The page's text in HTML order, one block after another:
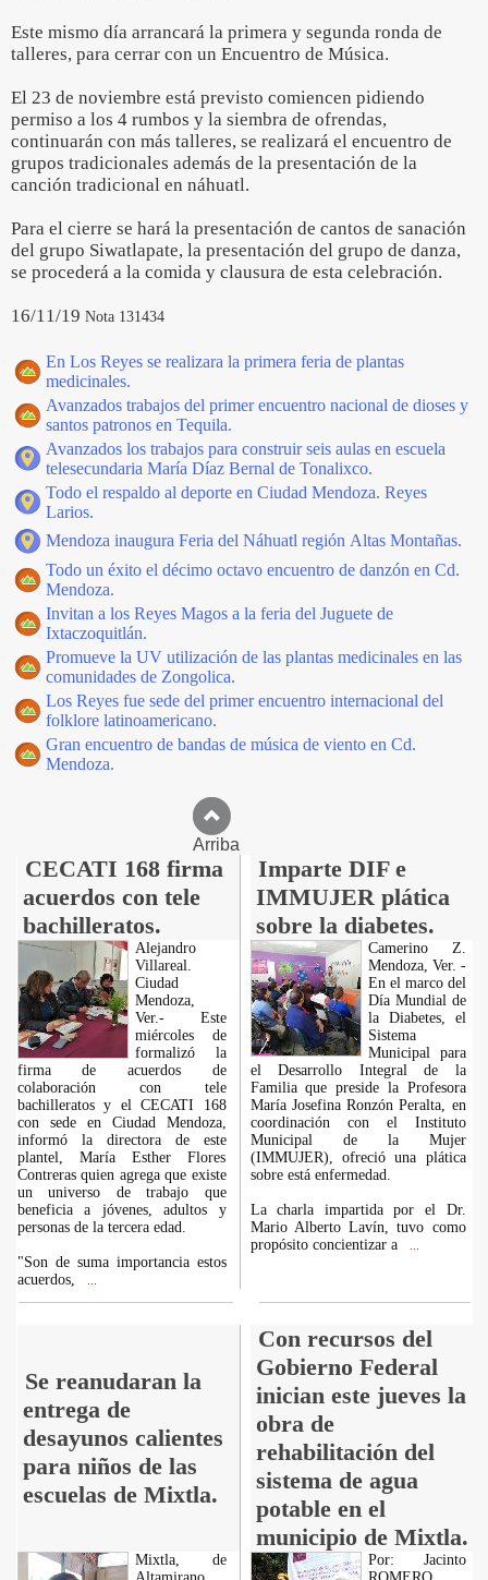
Este mismo día arrancará la primera y segunda ronda de
talleres, para cerrar con un Encuentro de Música.
El 23 de noviembre está previsto comiencen pidiendo
permiso a los 4 rumbos y la siembra de ofrendas,
continuarán con más talleres, se realizará el encuentro de
grupos tradicionales además de la presentación de la
canción tradicional en náhuatl.
Para el cierre se hará la presentación de cantos de sanación
del grupo Siwatlapate, la presentación del grupo de danza,
se procederá a la comida y clausura de esta celebración.
16/11/19 Nota 131434
En Los Reyes se realizara la primera feria de plantas
medicinales.
Avanzados trabajos del primer encuentro nacional de dioses y
santos patronos en Tequila.
Avanzados los trabajos para construir seis aulas en escuela
telesecundaria María Díaz Bernal de Tonalixco.
Todo el respaldo al deporte en Ciudad Mendoza. Reyes
Larios.
Mendoza inaugura Feria del Náhuatl región Altas Montañas.
Todo un éxito el décimo octavo encuentro de danzón en Cd.
Mendoza.
Invitan a los Reyes Magos a la feria del Juguete de
Ixtaczoquitlán.
Promueve la UV utilización de las plantas medicinales en las
comunidades de Zongolica.
Los Reyes fue sede del primer encuentro internacional del
folklore latinoamericano.
Gran encuentro de bandas de música de viento en Cd.
Mendoza.
Arriba
CECATI 168 firma
acuerdos con tele
bachilleratos.
Imparte DIF e
IMMUJER plática
sobre la diabetes.
Alejandro
Villareal.
Ciudad
Mendoza,
Ver.- Este
miércoles de
formalizó la
firma de acuerdos de
colaboración con tele
bachilleratos y el CECATI 168
con sede en Ciudad Mendoza,
informó la directora de este
plantel, María Esther Flores
Contreras quien agrega que existe
un universo de trabajo que
beneficia a jóvenes, adultos y
personas de la tercera edad.
"Son de suma importancia estos
acuerdos,
Camerino Z.
Mendoza, Ver. -
En el marco del
Día Mundial de
la Diabetes, el
Sistema
Municipal para
el Desarrollo Integral de la
Familia que preside la Profesora
María Josefina Ronzón Peralta, en
coordinación con el Instituto
Municipal de la Mujer
(IMMUJER), ofreció una plática
sobre está enfermedad.
La charla impartida por el Dr.
Mario Alberto Lavín, tuvo como
propósito concientizar a
Se reanudaran la
entrega de
desayunos calientes
para niños de las
escuelas de Mixtla.
Con recursos del
Gobierno Federal
inician este jueves la
obra de
rehabilitación del
sistema de agua
potable en el
municipio de Mixtla.
Mixtla, de
Por: Jacinto